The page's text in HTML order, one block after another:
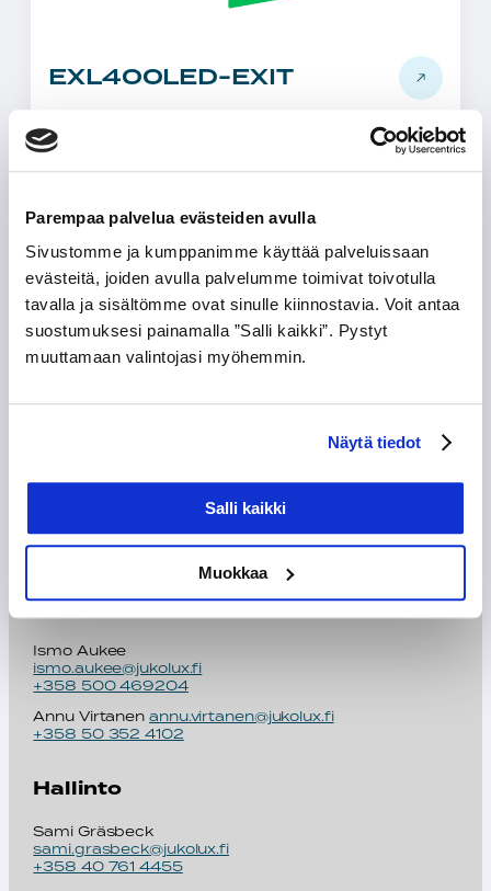
Parempaa palvelua evästeiden avulla
Sivustomme ja kumppanimme käyttää palveluissaan
evästeitä, joiden avulla palvelumme toimivat toivotulla
tavalla ja sisältömme ovat sinulle kiinnostavia. Voit antaa
suostumuksesi painamalla ”Salli kaikki”. Pystyt
muuttamaan valintojasi myöhemmin.
Näytä tiedot
Salli kaikki
Muokkaa
EXL400LED-EXIT
ATM EXIT
OTAYHTEYTTÄ
Myynti
Ismo Aukee
ismo.aukee@jukolux.fi
+358 500 469204
Annu Virtanen annu.virtanen@jukolux.fi
+358 50 352 4102
Hallinto
Sami Gräsbeck
sami.grasbeck@jukolux.fi
+358 40 761 4455